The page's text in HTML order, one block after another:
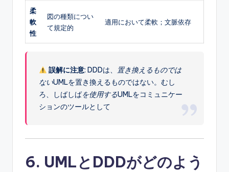
柔
軟
性
図の種類につい
て規定的
適用において柔軟；文脈依存
誤解に注意: DDDは、 置き換えるものでは
ないUMLを置き換えるものではない。むし
ろ、しばしばを使用するUMLをコミュニケー
ションのツールとして
6. UMLとDDDがどのよう